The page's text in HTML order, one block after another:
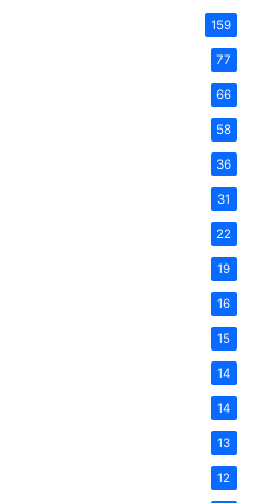
159
77
66
58
36
31
22
19
16
15
14
14
13
12